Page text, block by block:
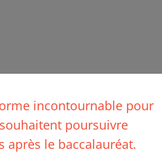
incontournable pour
poursuivre
après le baccalauréat.